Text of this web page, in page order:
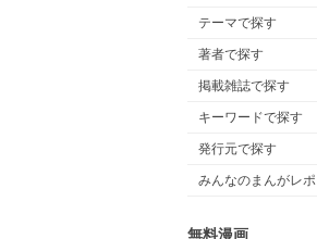
テーマで探す
著者で探す
掲載雑誌で探す
キーワードで探す
発行元で探す
みんなのまんがレポ
無料漫画